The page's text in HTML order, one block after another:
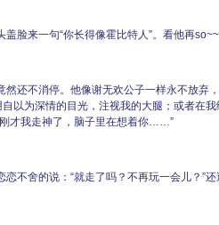
盖脸来一句“你长得像霍比特人”。看他再
然还不消停。他像谢无欢公子一样永不放弃
自以为深情的目光，注视我的大腿；或者在
才我走神了，脑子里在想着你……”
恋不舍的说：“就走了吗？不再玩一会儿？”